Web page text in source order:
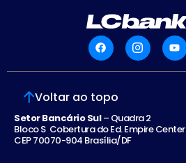
Voltar ao topo
Setor Bancário Sul– Quadra 2
Bloco S Cobertura do Ed. Empire Center
CEP 70070-904 Brasília/DF